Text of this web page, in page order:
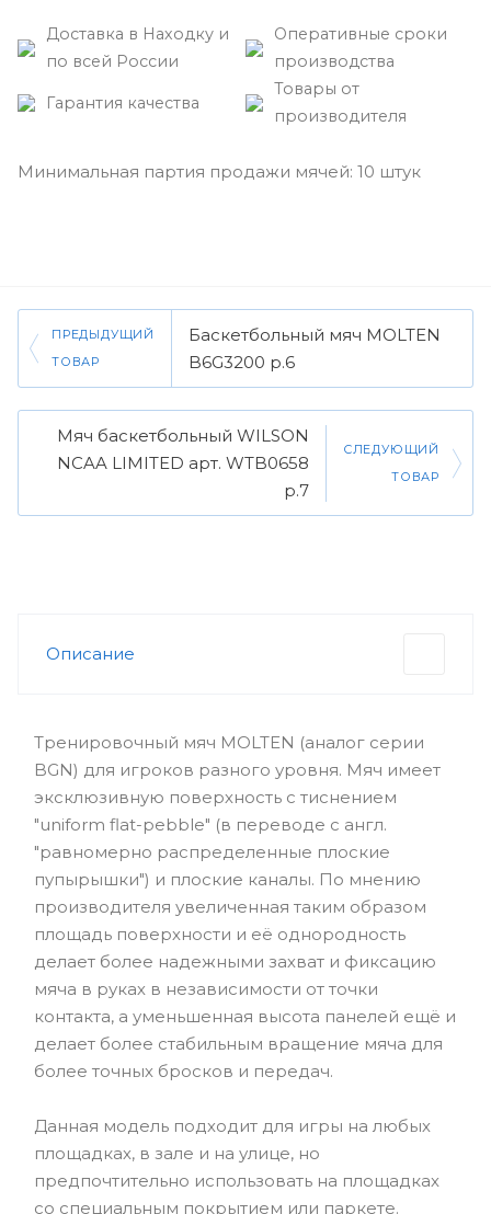
Доставка в Находку и
по всей России
Оперативные сроки
производства
Гарантия качества
Товары от
производителя
Минимальная партия продажи мячей: 10 штук
ПРЕДЫДУЩИЙ
ТОВАР
Баскетбольный мяч MOLTEN
B6G3200 р.6
Мяч баскетбольный WILSON
NCAA LIMITED арт. WTB0658
р.7
СЛЕДУЮЩИЙ
ТОВАР
Описание
Тренировочный мяч MOLTEN (аналог серии
BGN) для игроков разного уровня. Мяч имеет
эксклюзивную поверхность с тиснением
"uniform flat-pebble" (в переводе с англ.
"равномерно распределенные плоские
пупырышки") и плоские каналы. По мнению
производителя увеличенная таким образом
площадь поверхности и её однородность
делает более надежными захват и фиксацию
мяча в руках в независимости от точки
контакта, а уменьшенная высота панелей ещё и
делает более стабильным вращение мяча для
более точных бросков и передач.
Данная модель подходит для игры на любых
площадках, в зале и на улице, но
предпочтительно использовать на площадках
со специальным покрытием или паркете.